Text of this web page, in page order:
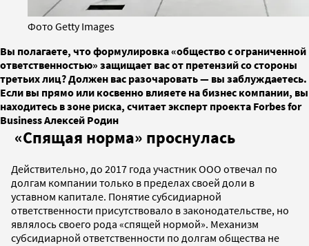
Фото Getty Images
Вы полагаете, что формулировка «общество с ограниченной
ответственностью» защищает вас от претензий со стороны
третьих лиц? Должен вас разочаровать — вы заблуждаетесь.
Если вы прямо или косвенно влияете на бизнес компании, вы
находитесь в зоне риска, считает эксперт проекта Forbes for
Business Алексей Родин
«Спящая норма» проснулась
Действительно, до 2017 года участник ООО отвечал по
долгам компании только в пределах своей доли в
уставном капитале. Понятие субсидиарной
ответственности присутствовало в законодательстве, но
являлось своего рода «спящей нормой». Механизм
субсидиарной ответственности по долгам общества не